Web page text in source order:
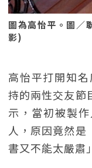
圖為高怡平。圖
影)
高怡平打開知
持的兩性交友節
示，當初被製
人，原因竟然是
書又不能太嚴肅